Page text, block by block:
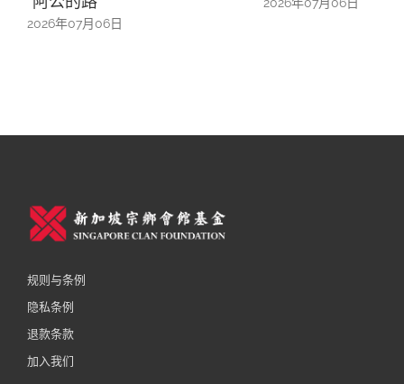
规则与条例
隐私条例
退款条款
加入我们